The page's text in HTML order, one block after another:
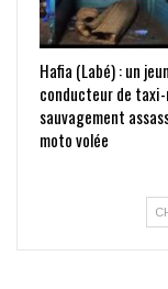
Hafia (Labé) : un
conducteur de
sauvagement
moto volée